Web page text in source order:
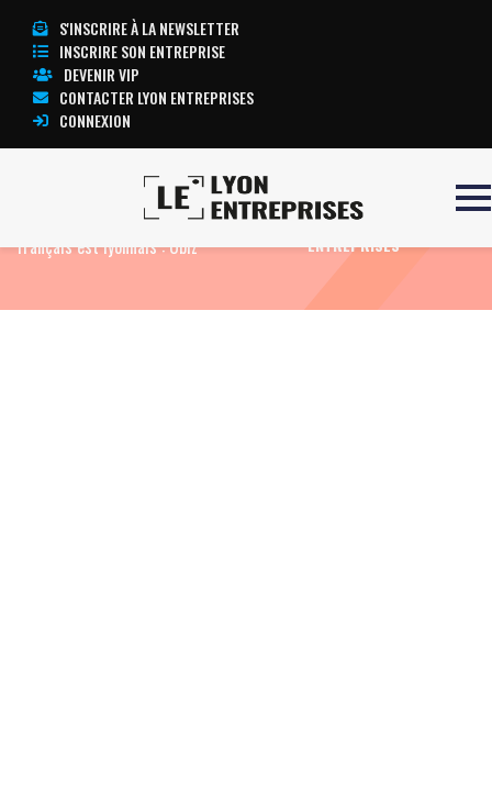
S'INSCRIRE À LA NEWSLETTER
INSCRIRE SON ENTREPRISE
DEVENIR VIP
CONTACTER LYON ENTREPRISES
CONNEXION
L’anti-Groupon.com
français est lyonnais : Obiz
TOUTE L’ACTUALITÉ LYON
ENTREPRISES